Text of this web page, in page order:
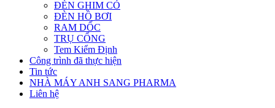
ĐÈN GHIM CỎ
ĐÈN HỒ BƠI
RAM DỐC
TRỤ CỔNG
Tem Kiểm Định
Công trình đã thực hiện
Tin tức
NHÀ MÁY ANH SANG PHARMA
Liên hệ